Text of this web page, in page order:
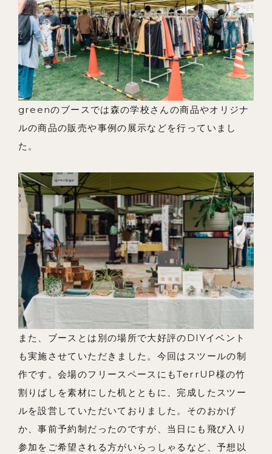
よくあるご質問
greenのブースでは森の学校さんの商品やオリジナ
ルの商品の販売や事例の展示などを行っていまし
た。
また、ブースとは別の場所で大好評のDIYイベント
も実施させていただきました。今回はスツールの制
作です。会場のフリースペースにもTerrUP様の竹
割りばしを素材にした机とともに、完成したスツー
ルを設営していただいておりました。そのおかげ
か、事前予約制だったのですが、当日にも飛び入り
参加をご希望される方がいらっしゃるなど、予想以